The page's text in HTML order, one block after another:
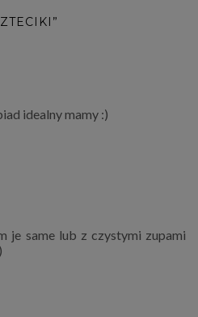
idealny mamy :)
je same lub z czystymi zupami